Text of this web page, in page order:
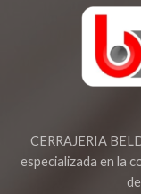
CERRAJERIA
especializada en la